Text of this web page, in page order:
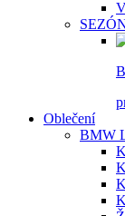
Oblečení
BMW